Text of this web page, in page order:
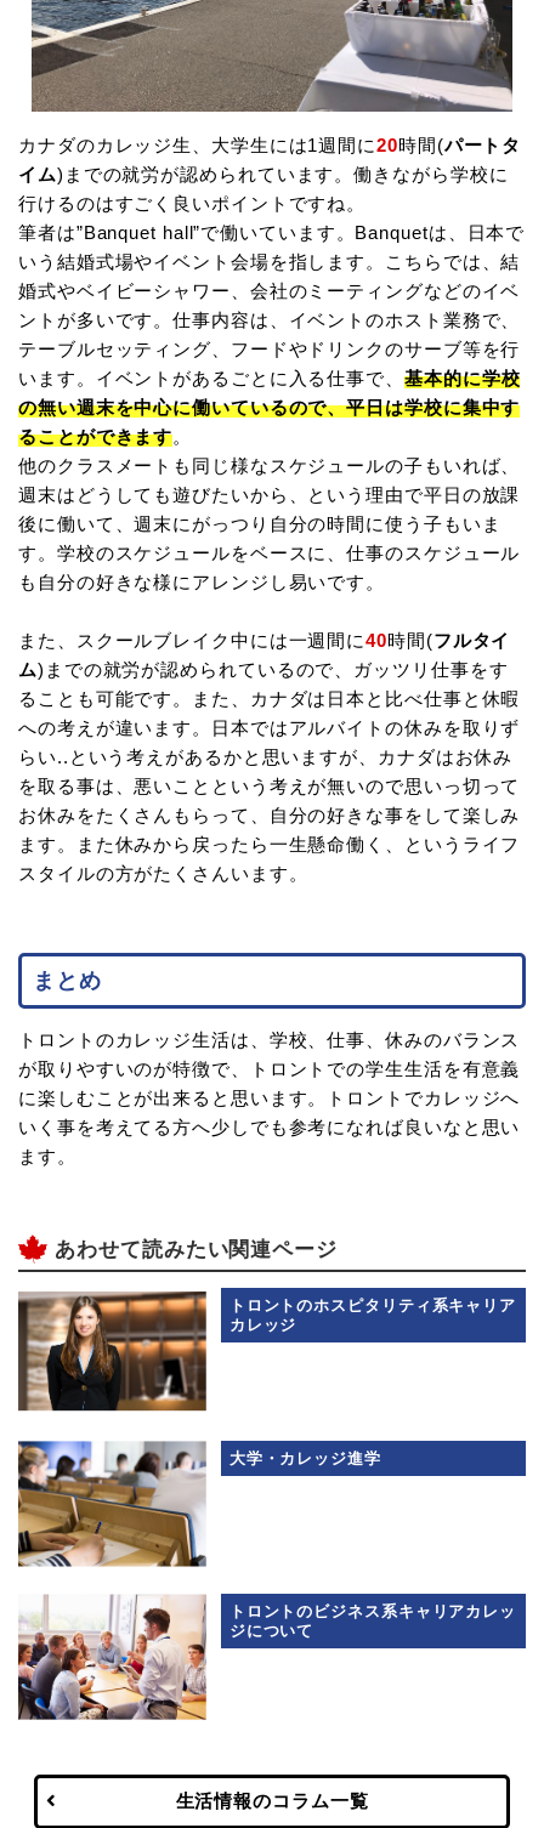
カナダのカレッジ生、大学生には1週間に20時間(パートタ
イム)までの就労が認められています。働きながら学校に
行けるのはすごく良いポイントですね。
筆者は”Banquet hall”で働いています。Banquetは、日本で
いう結婚式場やイベント会場を指します。こちらでは、結
婚式やベイビーシャワー、会社のミーティングなどのイベ
ントが多いです。仕事内容は、イベントのホスト業務で、
テーブルセッティング、フードやドリンクのサーブ等を行
います。イベントがあるごとに入る仕事で、 基本的に学校
の無い週末を中心に働いているので、平日は学校に集中す
ることができます。
他のクラスメートも同じ様なスケジュールの子もいれば、
週末はどうしても遊びたいから、という理由で平日の放課
後に働いて、週末にがっつり自分の時間に使う子もいま
す。学校のスケジュールをベースに、仕事のスケジュール
も自分の好きな様にアレンジし易いです。
また、スクールブレイク中には一週間に40時間(フルタイ
ム)までの就労が認められているので、ガッツリ仕事をす
ることも可能です。また、カナダは日本と比べ仕事と休暇
への考えが違います。日本ではアルバイトの休みを取りず
らい..という考えがあるかと思いますが、カナダはお休み
を取る事は、悪いことという考えが無いので思いっ切って
お休みをたくさんもらって、自分の好きな事をして楽しみ
ます。また休みから戻ったら一生懸命働く、というライフ
スタイルの方がたくさんいます。
まとめ
トロントのカレッジ生活は、学校、仕事、休みのバランス
が取りやすいのが特徴で、トロントでの学生生活を有意義
に楽しむことが出来ると思います。トロントでカレッジへ
いく事を考えてる方へ少しでも参考になれば良いなと思い
ます。
あわせて読みたい関連ページ
トロントのホスピタリティ系キャリア
カレッジ
大学・カレッジ進学
トロントのビジネス系キャリアカレッ
ジについて
生活情報のコラム一覧